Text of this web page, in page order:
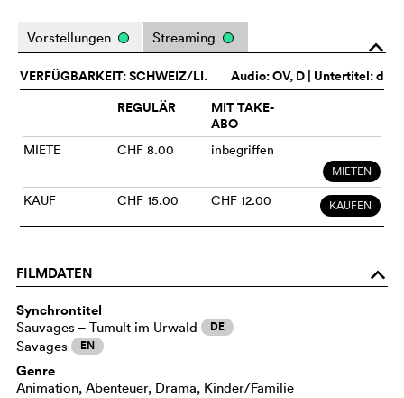
o
Vorstellungen Streaming
Audio:OV, D | Untertitel: d
VERFÜGBARKEIT: SCHWEIZ/LI.
REGULÄR
MIT TAKE-
ABO
MIETE CHF 8.00 inbegriffen
MIETEN
KAUF CHF 15.00 CHF 12.00 KAUFEN
FILMDATEN o
Synchrontitel
Sauvages – Tumult im Urwald DE
Savages EN
Genre
Animation, Abenteuer, Drama, Kinder/Familie